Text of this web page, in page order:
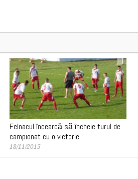
Felnacul încearcă să încheie turul de
campionat cu o victorie
18/11/2015